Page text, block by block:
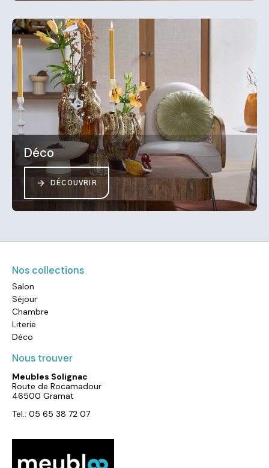
Déco
DÉCOUVRIR
Nos collections
Salon
Séjour
Chambre
Literie
Déco
Nous trouver
Meubles Solignac
Route de Rocamadour
46500 Gramat
Tel.: 05 65 38 72 07